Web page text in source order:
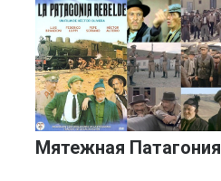
Мятежная Патагония